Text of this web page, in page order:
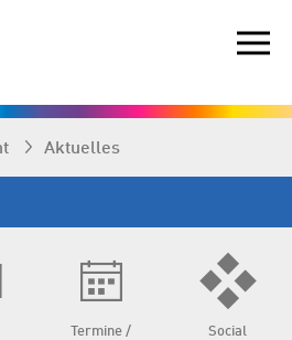
Aktuelles
Termine /
Social